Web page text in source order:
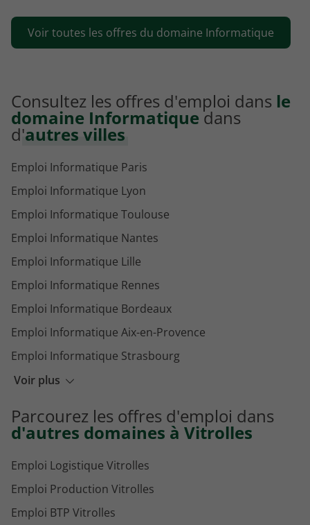
Emploi Full stack developer
Emploi Ingénieur de développement
Voir toutes les offres du domaine Informatique
Consultez les offres d'emploi dans le
domaine Informatique dans
d'autres villes
Voir plus
Emploi Informatique Paris
Emploi Informatique Lyon
Emploi Informatique Toulouse
Emploi Informatique Nantes
Emploi Informatique Lille
Emploi Informatique Rennes
Emploi Informatique Bordeaux
Emploi Informatique Aix-en-Provence
Emploi Informatique Strasbourg
Emploi Informatique Montpellier
Emploi Informatique Levallois-Perret
Parcourez les offres d'emploi dans
d'autres domaines à Vitrolles
Emploi Logistique Vitrolles
Emploi Production Vitrolles
Emploi BTP Vitrolles